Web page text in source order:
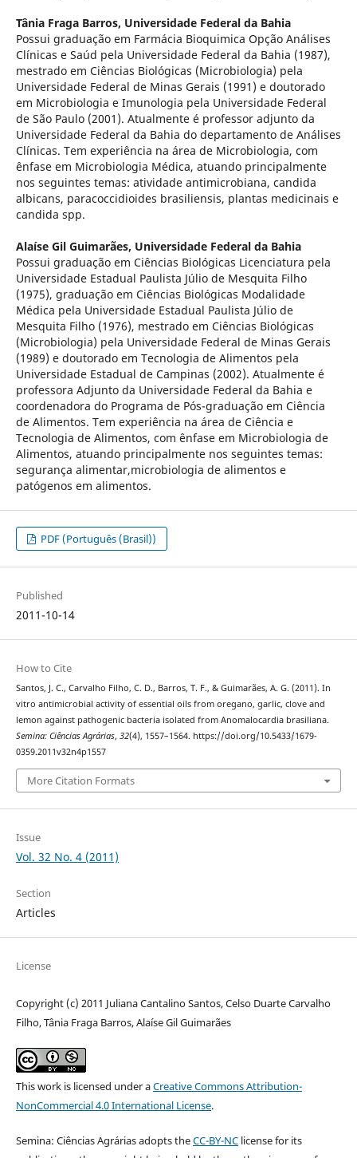
Tânia Fraga Barros, Universidade Federal da Bahia
Possui graduação em Farmácia Bioquimica Opção Análises
Clínicas e Saúd pela Universidade Federal da Bahia (1987),
mestrado em Ciências Biológicas (Microbiologia) pela
Universidade Federal de Minas Gerais (1991) e doutorado
em Microbiologia e Imunologia pela Universidade Federal
de São Paulo (2001). Atualmente é professor adjunto da
Universidade Federal da Bahia do departamento de Análises
Clínicas. Tem experiência na área de Microbiologia, com
ênfase em Microbiologia Médica, atuando principalmente
nos seguintes temas: atividade antimicrobiana, candida
albicans, paracoccidioides brasiliensis, plantas medicinais e
candida spp.
Alaíse Gil Guimarães, Universidade Federal da Bahia
Possui graduação em Ciências Biológicas Licenciatura pela
Universidade Estadual Paulista Júlio de Mesquita Filho
(1975), graduação em Ciências Biológicas Modalidade
Médica pela Universidade Estadual Paulista Júlio de
Mesquita Filho (1976), mestrado em Ciências Biológicas
(Microbiologia) pela Universidade Federal de Minas Gerais
(1989) e doutorado em Tecnologia de Alimentos pela
Universidade Estadual de Campinas (2002). Atualmente é
professora Adjunto da Universidade Federal da Bahia e
coordenadora do Programa de Pós-graduação em Ciência
de Alimentos. Tem experiência na área de Ciência e
Tecnologia de Alimentos, com ênfase em Microbiologia de
Alimentos, atuando principalmente nos seguintes temas:
segurança alimentar,microbiologia de alimentos e
patógenos em alimentos.
PDF (Português (Brasil))
Published
2011-10-14
How to Cite
Santos, J. C., Carvalho Filho, C. D., Barros, T. F., & Guimarães, A. G. (2011). In
vitro antimicrobial activity of essential oils from oregano, garlic, clove and
lemon against pathogenic bacteria isolated from Anomalocardia brasiliana.
Semina: Ciências Agrárias, 32(4), 1557–1564. https://doi.org/10.5433/1679-
0359.2011v32n4p1557
More Citation Formats
Issue
Vol. 32 No. 4 (2011)
Section
Articles
License
Copyright (c) 2011 Juliana Cantalino Santos, Celso Duarte Carvalho
Filho, Tânia Fraga Barros, Alaíse Gil Guimarães
This work is licensed under aCreative Commons Attribution-
NonCommercial 4.0 International License.
Semina: Ciências Agrárias adopts theCC-BY-NClicense for its